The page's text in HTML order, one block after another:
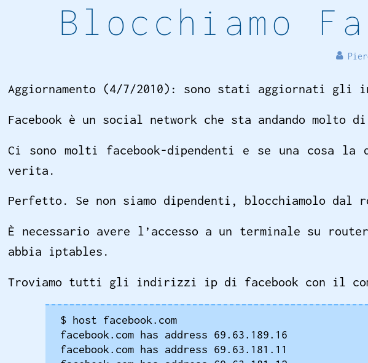
Blocchiamo
Aggiornamento (4/7/2010): sono stati aggiornati
Facebook è un social network che sta andando molto di
Ci sono molti facebook-dipendenti e se una
verita.
Perfetto. Se non siamo dipendenti, blocchiamolo dal
È necessario avere l’accesso a un terminale su
abbia iptables.
Troviamo tutti gli indirizzi ip di facebook con il
$ host facebook.com
facebook.com has address 69.63.189.16
facebook.com has address 69.63.181.11